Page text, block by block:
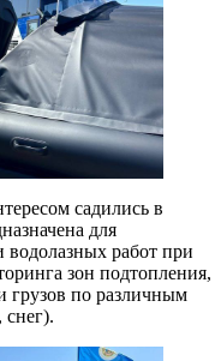
садились в
для
водолазных работ при
зон подтопления,
грузов по различным
снег).